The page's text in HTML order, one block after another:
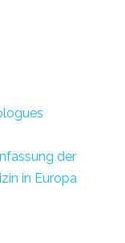
der
in Europa